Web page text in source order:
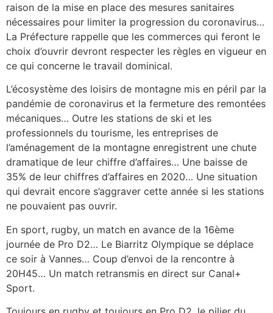
raison de la mise en place des mesures sanitaires
nécessaires pour limiter la progression du coronavirus…
La Préfecture rappelle que les commerces qui feront le
choix d’ouvrir devront respecter les règles en vigueur en
ce qui concerne le travail dominical.
L’écosystème des loisirs de montagne mis en péril par la
pandémie de coronavirus et la fermeture des remontées
mécaniques… Outre les stations de ski et les
professionnels du tourisme, les entreprises de
l’aménagement de la montagne enregistrent une chute
dramatique de leur chiffre d’affaires… Une baisse de
35% de leur chiffres d’affaires en 2020… Une situation
qui devrait encore s’aggraver cette année si les stations
ne pouvaient pas ouvrir.
En sport, rugby, un match en avance de la 16ème
journée de Pro D2… Le Biarritz Olympique se déplace
ce soir à Vannes… Coup d’envoi de la rencontre à
20H45… Un match retransmis en direct sur Canal+
Sport.